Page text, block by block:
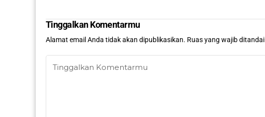
Tinggalkan Komentarmu
Alamat email Anda tidak akan dipublikasikan. Ruas yang wajib ditandai